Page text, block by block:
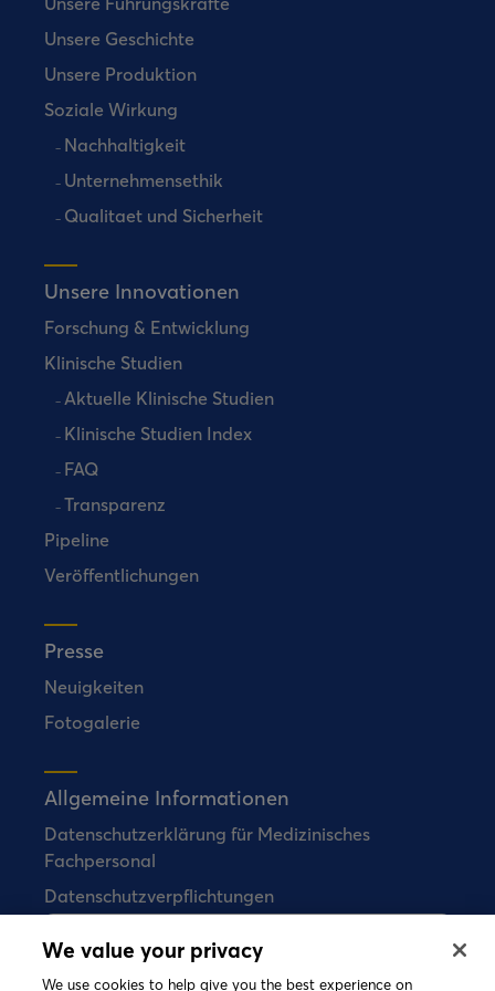
Unsere Geschichte
Unsere Produktion
Soziale Wirkung
Nachhaltigkeit
Unternehmensethik
Qualitaet und Sicherheit
Unsere Innovationen
Forschung & Entwicklung
Klinische Studien
Aktuelle Klinische Studien
Klinische Studien Index
FAQ
Transparenz
Pipeline
Veröffentlichungen
Presse
Neuigkeiten
Fotogalerie
Allgemeine Informationen
Datenschutzerklärung für Medizinisches
Fachpersonal
Datenschutzverpflichtungen
Bial verkauft keine Arzneimittel direkt an
Verbraucher.
We value your privacy
We use cookies to help give you the best experience on